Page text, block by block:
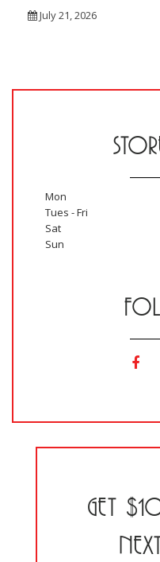
July 21, 2026
Mon
Tues - Fri
Sat
Sun
GET